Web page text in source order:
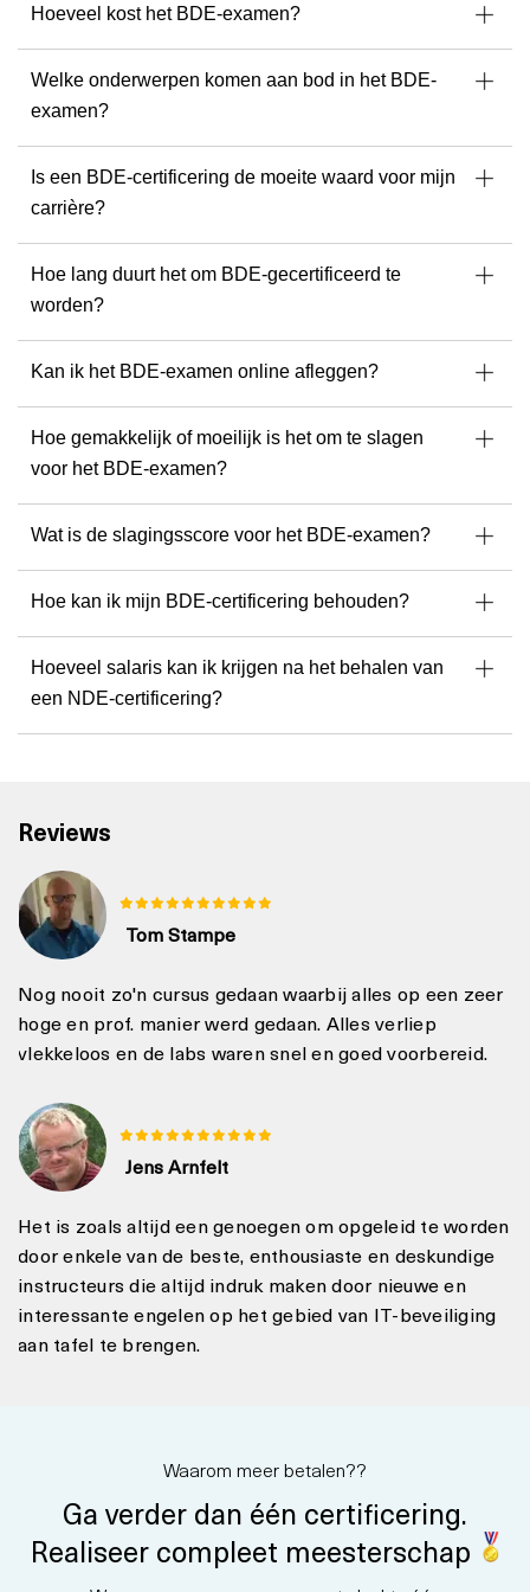
Hoeveel kost het BDE-examen?
Welke onderwerpen komen aan bod in het BDE-
examen?
Is een BDE-certificering de moeite waard voor mijn
carrière?
Hoe lang duurt het om BDE-gecertificeerd te
worden?
Kan ik het BDE-examen online afleggen?
Hoe gemakkelijk of moeilijk is het om te slagen
voor het BDE-examen?
Wat is de slagingsscore voor het BDE-examen?
Hoe kan ik mijn BDE-certificering behouden?
Hoeveel salaris kan ik krijgen na het behalen van
een NDE-certificering?
Reviews
Tom Stampe
Nog nooit zo'n cursus gedaan waarbij alles op een zeer
hoge en prof. manier werd gedaan. Alles verliep
vlekkeloos en de labs waren snel en goed voorbereid.
Jens Arnfelt
Het is zoals altijd een genoegen om opgeleid te worden
door enkele van de beste, enthousiaste en deskundige
instructeurs die altijd indruk maken door nieuwe en
interessante engelen op het gebied van IT-beveiliging
aan tafel te brengen.
Waarom meer betalen??
Ga verder dan één certificering.
Realiseer compleet meesterschap